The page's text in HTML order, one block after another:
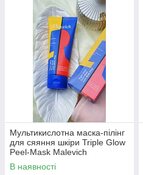
Мультикислотна маска-пілінг
для сяяння шкіри Triple Glow
Peel-Mask Malevich
В наявності